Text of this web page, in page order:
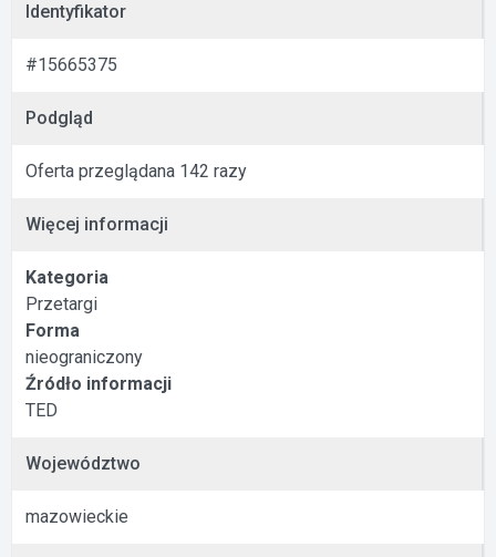
Identyfikator
#15665375
Podgląd
Oferta przeglądana 142 razy
Więcej informacji
Kategoria
Przetargi
Forma
nieograniczony
Źródło informacji
TED
Województwo
mazowieckie